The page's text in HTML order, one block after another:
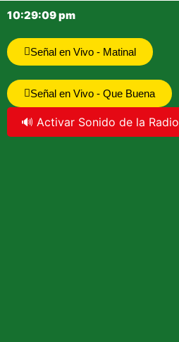
10:29:09 pm
Señal en Vivo - Matinal
Señal en Vivo - Que Buena
🔊 Activar Sonido de la Radio